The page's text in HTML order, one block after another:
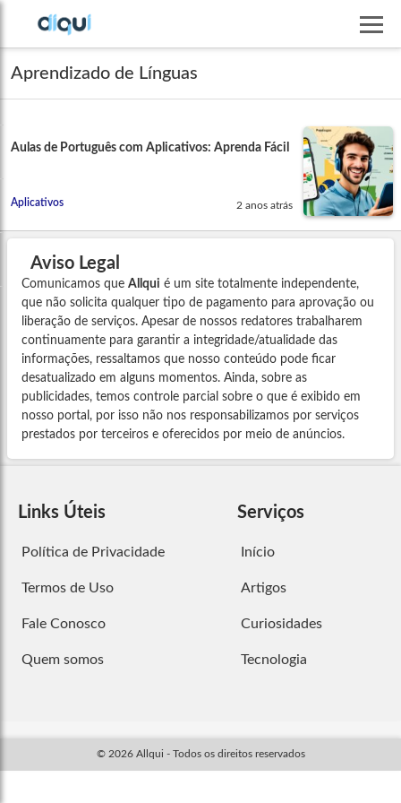
Aprendizado de Línguas
Aulas de Português com Aplicativos: Aprenda Fácil
Aplicativos 2 anos atrás
Aviso Legal
Comunicamos que Allqui é um site totalmente independente,
que não solicita qualquer tipo de pagamento para aprovação ou
liberação de serviços. Apesar de nossos redatores trabalharem
continuamente para garantir a integridade/atualidade das
informações, ressaltamos que nosso conteúdo pode ficar
desatualizado em alguns momentos. Ainda, sobre as
publicidades, temos controle parcial sobre o que é exibido em
nosso portal, por isso não nos responsabilizamos por serviços
prestados por terceiros e oferecidos por meio de anúncios.
Links Úteis
Política de Privacidade
Termos de Uso
Fale Conosco
Quem somos
Serviços
Início
Artigos
Curiosidades
Tecnologia
© 2026 Allqui - Todos os direitos reservados